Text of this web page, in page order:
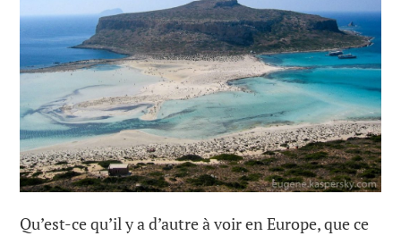
Qu’est-ce qu’il y a d’autre à voir en Europe, que ce